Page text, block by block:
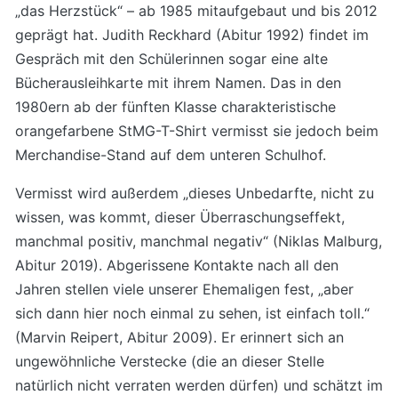
„das Herzstück“ – ab 1985 mitaufgebaut und bis 2012
geprägt hat. Judith Reckhard (Abitur 1992) findet im
Gespräch mit den Schülerinnen sogar eine alte
Bücherausleihkarte mit ihrem Namen. Das in den
1980ern ab der fünften Klasse charakteristische
orangefarbene StMG-T-Shirt vermisst sie jedoch beim
Merchandise-Stand auf dem unteren Schulhof.
Vermisst wird außerdem „dieses Unbedarfte, nicht zu
wissen, was kommt, dieser Überraschungseffekt,
manchmal positiv, manchmal negativ“ (Niklas Malburg,
Abitur 2019). Abgerissene Kontakte nach all den
Jahren stellen viele unserer Ehemaligen fest, „aber
sich dann hier noch einmal zu sehen, ist einfach toll.“
(Marvin Reipert, Abitur 2009). Er erinnert sich an
ungewöhnliche Verstecke (die an dieser Stelle
natürlich nicht verraten werden dürfen) und schätzt im